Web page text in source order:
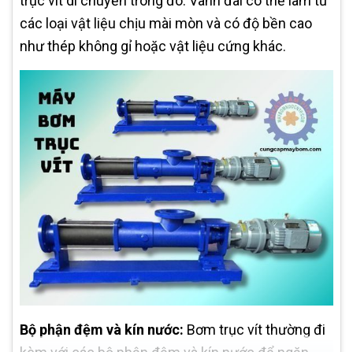
các loại vật liệu chịu mài mòn và có độ bền cao
như thép không gỉ hoặc vật liệu cứng khác.
Bộ phận đệm và kín nước: Bơm trục vít thường đi